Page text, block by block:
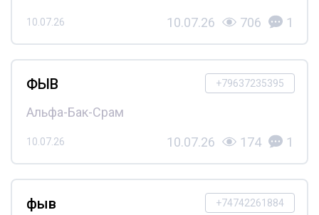
10.07.26 10.07.26 706 1
+79637235395
ФЫВ
Альфа-Бак-Срам
10.07.26 10.07.26 174 1
+74742261884
фыв